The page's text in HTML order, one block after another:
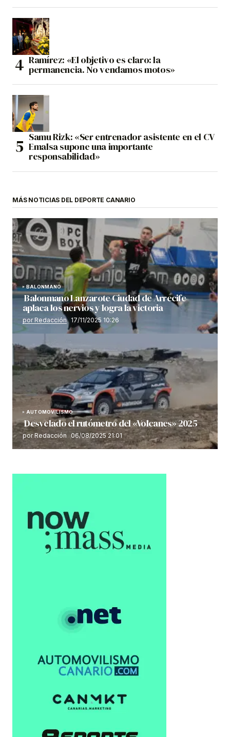
Ramírez: «El objetivo es claro: la
permanencia. No vendamos motos»
Samu Rizk: «Ser entrenador asistente en el CV
Emalsa supone una importante
responsabilidad»
MÁS NOTICIAS DEL DEPORTE CANARIO
BALONMANO
Balonmano Lanzarote Ciudad de Arrecife
aplaca los nervios y logra la victoria
por Redacción 17/11/2025 10:26
AUTOMOVILISMO
Desvelado el rutómetro del «Volcanes» 2025
por Redacción 06/08/2025 21:01